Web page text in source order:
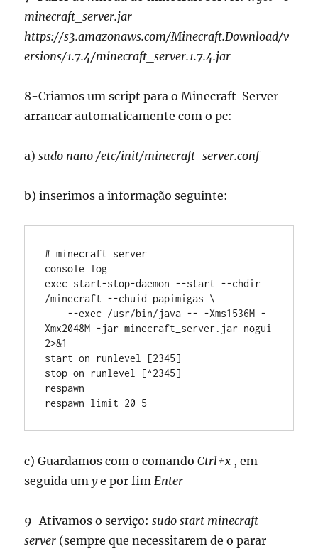
minecraft_server.jar
https://s3.amazonaws.com/Minecraft.Download/v
ersions/1.7.4/minecraft_server.1.7.4.jar
8-Criamos um script para o Minecraft Server
arrancar automaticamente com o pc:
a) sudo nano /etc/init/minecraft-server.conf
b) inserimos a informação seguinte:
# minecraft server
console log
exec start-stop-daemon --start --chdir
/minecraft --chuid papimigas \
Xmx2048M -jar minecraft_server.jar nogui
2>&1
start on runlevel [2345]
stop on runlevel [^2345]
respawn
respawn limit 20 5
c) Guardamos com o comandoCtrl+x , em
seguida um ye por fimEnter
9-Ativamos o serviço:sudo start minecraft-
server (sempre que necessitarem de o parar